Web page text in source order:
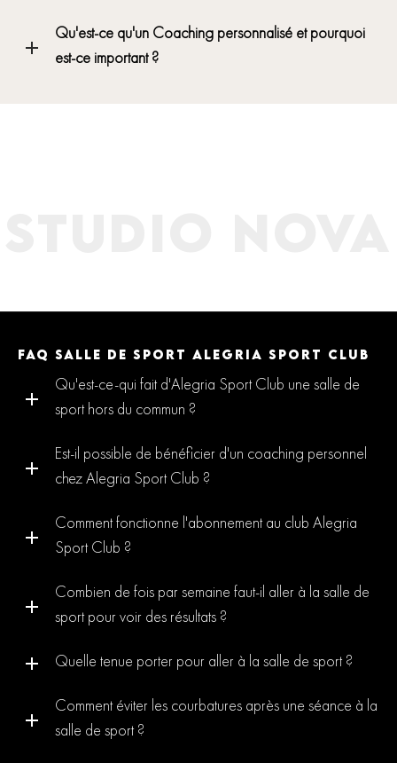
Qu'est-ce qu'un Coaching personnalisé et pourquoi
est-ce important ?
FAQ SALLE DE SPORT ALEGRIA SPORT CLUB
Qu'est-ce-qui fait d'Alegria Sport Club une salle de
sport hors du commun ?
Est-il possible de bénéficier d'un coaching personnel
chez Alegria Sport Club ?
Comment fonctionne l'abonnement au club Alegria
Sport Club ?
Combien de fois par semaine faut-il aller à la salle de
sport pour voir des résultats ?
Quelle tenue porter pour aller à la salle de sport ?
Comment éviter les courbatures après une séance à la
salle de sport ?